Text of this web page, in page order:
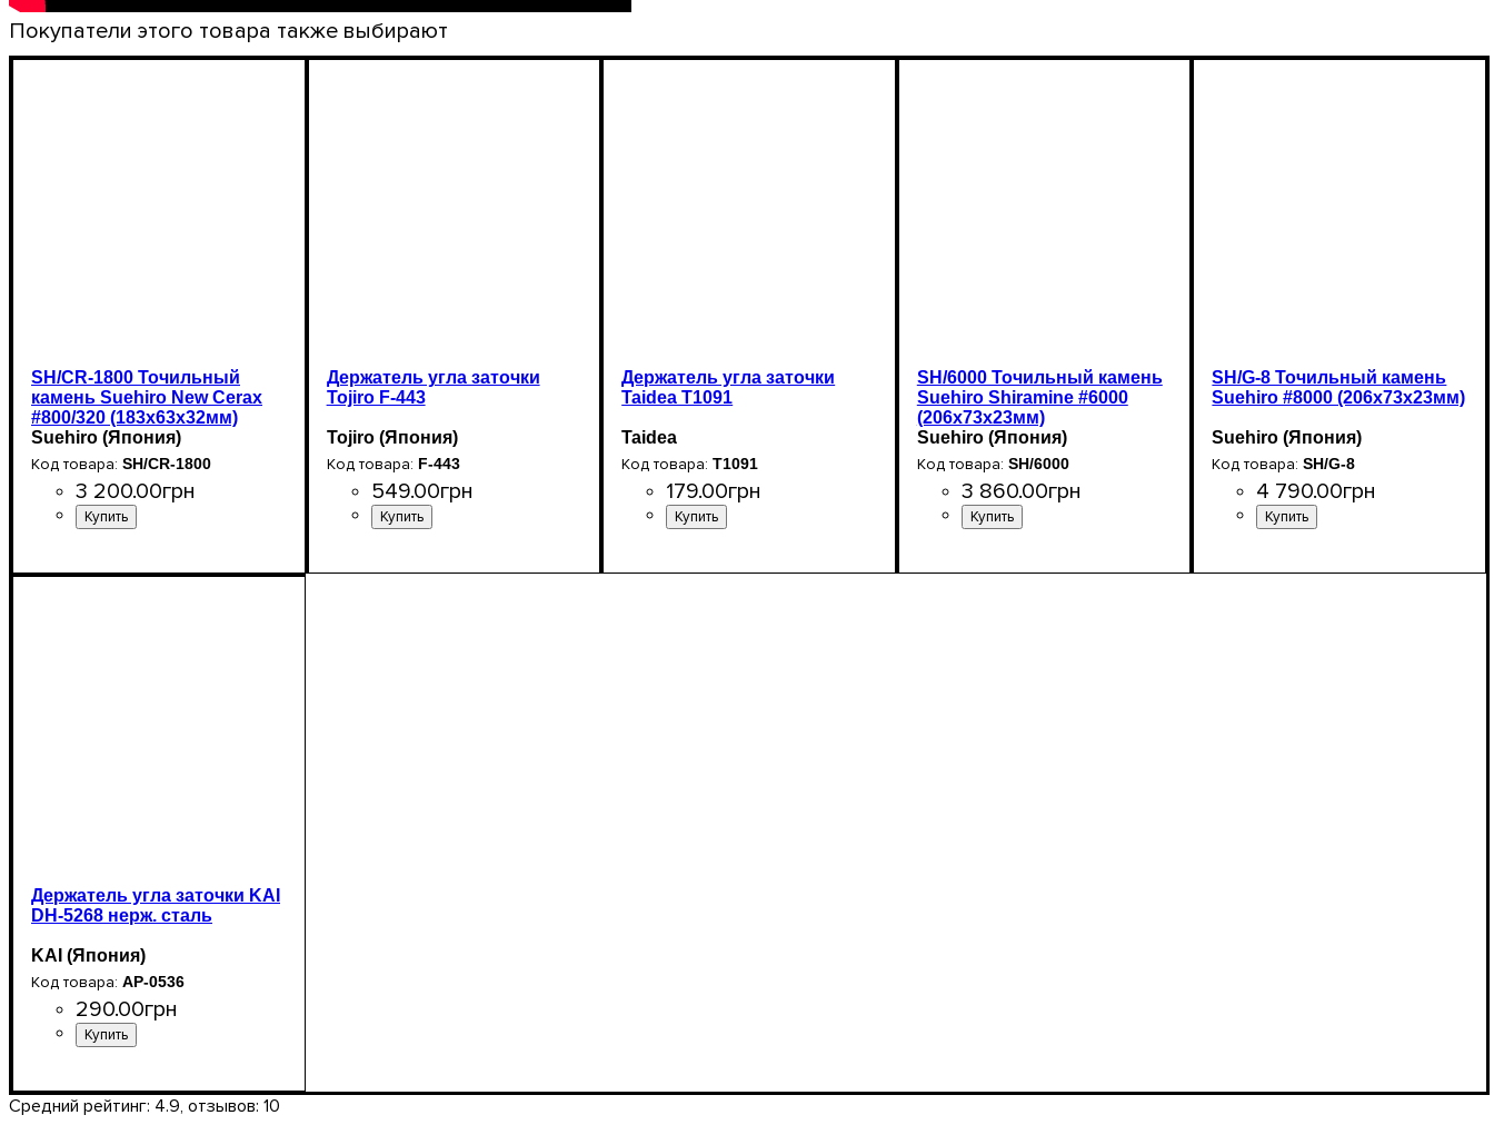
Покупатели этого товара также выбирают
SH/CR-1800 Точильный
камень Suehiro New Cerax
#800/320 (183х63х32мм)
Suehiro (Япония)
SH/CR-1800
3 200.00грн
Держатель угла заточки
Tojiro F-443
Tojiro (Япония)
F-443
549.00грн
Держатель угла заточки
Taidea T1091
Taidea
T1091
179.00грн
SH/6000 Точильный камень
Suehiro Shiramine #6000
(206х73х23мм)
Suehiro (Япония)
SH/6000
3 860.00грн
SH/G-8 Точильный камень
Suehiro #8000 (206х73х23мм)
Suehiro (Япония)
SH/G-8
4 790.00грн
Держатель угла заточки KAI
DH-5268 нерж. сталь
KAI (Япония)
AP-0536
290.00грн
Средний рейтинг: 4.9, отзывов: 10